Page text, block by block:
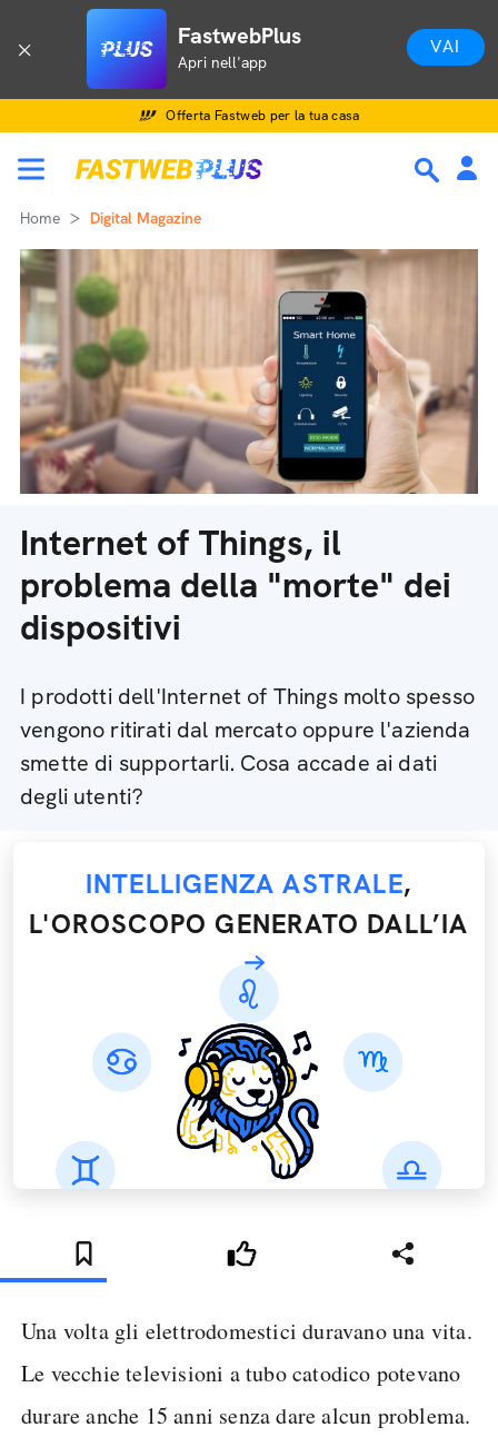
FastwebPlus
Apri nell'app
VAI
Offerta Fastweb per la tua casa
Home Digital Magazine
Internet of Things, il
problema della "morte" dei
dispositivi
I prodotti dell'Internet of Things molto spesso
vengono ritirati dal mercato oppure l'azienda
smette di supportarli. Cosa accade ai dati
degli utenti?
INTELLIGENZA ASTRALE,
L'OROSCOPO GENERATO DALL’IA
Una volta gli elettrodomestici duravano una vita.
Le vecchie televisioni a tubo catodico potevano
durare anche 15 anni senza dare alcun problema.